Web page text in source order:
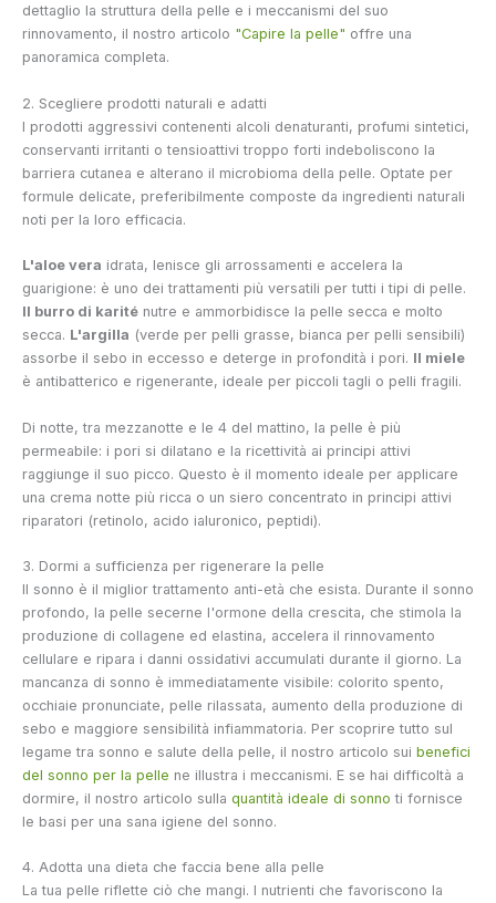
dettaglio la struttura della pelle e i meccanismi del suo
rinnovamento, il nostro articolo "Capire la pelle" offre una
panoramica completa.
2. Scegliere prodotti naturali e adatti
I prodotti aggressivi contenenti alcoli denaturanti, profumi sintetici,
conservanti irritanti o tensioattivi troppo forti indeboliscono la
barriera cutanea e alterano il microbioma della pelle. Optate per
formule delicate, preferibilmente composte da ingredienti naturali
noti per la loro efficacia.
L'aloe vera idrata, lenisce gli arrossamenti e accelera la
guarigione: è uno dei trattamenti più versatili per tutti i tipi di pelle.
Il burro di karité nutre e ammorbidisce la pelle secca e molto
secca. L'argilla (verde per pelli grasse, bianca per pelli sensibili)
assorbe il sebo in eccesso e deterge in profondità i pori. Il miele
è antibatterico e rigenerante, ideale per piccoli tagli o pelli fragili.
Di notte, tra mezzanotte e le 4 del mattino, la pelle è più
permeabile: i pori si dilatano e la ricettività ai principi attivi
raggiunge il suo picco. Questo è il momento ideale per applicare
una crema notte più ricca o un siero concentrato in principi attivi
riparatori (retinolo, acido ialuronico, peptidi).
3. Dormi a sufficienza per rigenerare la pelle
Il sonno è il miglior trattamento anti-età che esista. Durante il sonno
profondo, la pelle secerne l'ormone della crescita, che stimola la
produzione di collagene ed elastina, accelera il rinnovamento
cellulare e ripara i danni ossidativi accumulati durante il giorno. La
mancanza di sonno è immediatamente visibile: colorito spento,
occhiaie pronunciate, pelle rilassata, aumento della produzione di
sebo e maggiore sensibilità infiammatoria. Per scoprire tutto sul
legame tra sonno e salute della pelle, il nostro articolo sui benefici
del sonno per la pelle ne illustra i meccanismi. E se hai difficoltà a
dormire, il nostro articolo sulla quantità ideale di sonno ti fornisce
le basi per una sana igiene del sonno.
4. Adotta una dieta che faccia bene alla pelle
La tua pelle riflette ciò che mangi. I nutrienti che favoriscono la